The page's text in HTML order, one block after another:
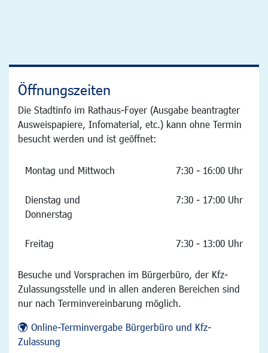
Öffnungszeiten
Die Stadtinfo im Rathaus-Foyer (Ausgabe beantragter
Ausweispapiere, Infomaterial, etc.) kann ohne Termin
besucht werden und ist geöffnet:
Montag und Mittwoch 7:30 - 16:00 Uhr
Dienstag und
Donnerstag
7:30 - 17:00 Uhr
Freitag 7:30 - 13:00 Uhr
Besuche und Vorsprachen im Bürgerbüro, der Kfz-
Zulassungsstelle und in allen anderen Bereichen sind
nur nach Terminvereinbarung möglich.
Online-Terminvergabe Bürgerbüro und Kfz-
Zulassung